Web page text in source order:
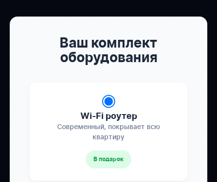
Ваш комплект
оборудования
◉
Wi-Fi роутер
Современный, покрывает всю
квартиру
В подарок